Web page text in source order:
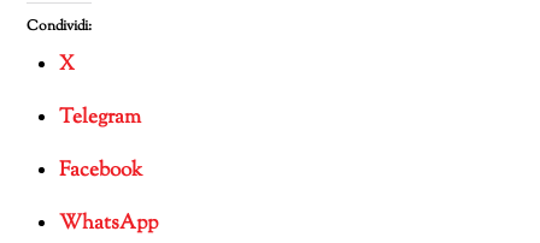
Condividi:
X
Telegram
Facebook
WhatsApp